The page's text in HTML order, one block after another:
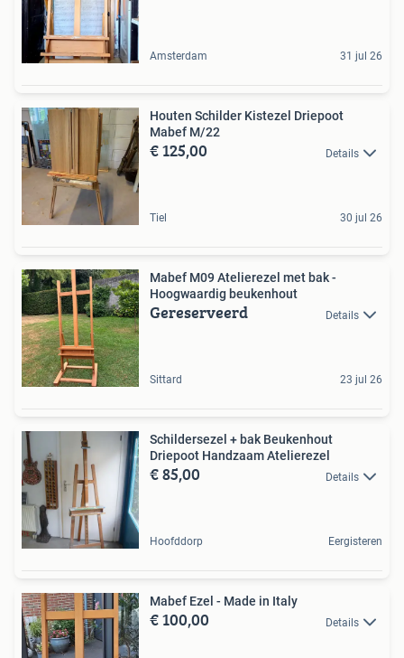
Amsterdam 31 jul 26
Houten Schilder Kistezel Driepoot
Mabef M/22
€ 125,00 Details
Tiel 30 jul 26
Mabef M09 Atelierezel met bak -
Hoogwaardig beukenhout
Gereserveerd Details
Sittard 23 jul 26
Schildersezel + bak Beukenhout
Driepoot Handzaam Atelierezel
€ 85,00 Details
Hoofddorp Eergisteren
Mabef Ezel - Made in Italy
€ 100,00 Details